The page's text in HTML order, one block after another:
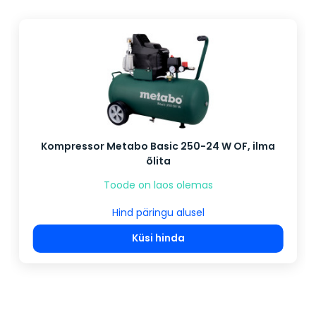
Kompressor Metabo Basic 250-24 W OF, ilma
õlita
Toode on laos olemas
Hind päringu alusel
Küsi hinda